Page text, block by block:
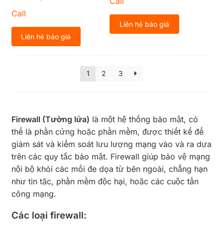
media WAN ports
Call
Liên hệ báo giá
Liên hệ báo giá
1 2 3
Firewall (Tường lửa) là một hệ thống bảo mật, có
thể là phần cứng hoặc phần mềm, được thiết kế để
giám sát và kiểm soát lưu lượng mạng vào và ra dựa
trên các quy tắc bảo mật. Firewall giúp bảo vệ mạng
nội bộ khỏi các mối đe dọa từ bên ngoài, chẳng hạn
như tin tặc, phần mềm độc hại, hoặc các cuộc tấn
công mạng.
Các loại firewall: